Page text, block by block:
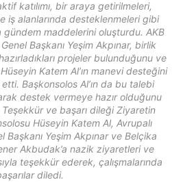
katılımı, bir araya getirilmeleri,
iş alanlarında desteklenmeleri gibi
gündem maddelerini oluşturdu. AKB
Başkanı Yeşim Akpınar, birlik
projeler bulunduğunu ve
Katem Al’ın manevi desteğini
Başkonsolos Al’ın da bu talebi
destek vermeye hazır olduğunu
ve başarı dileği Ziyaretin
Hüseyin Katem Al, Avrupalı
Başkanı Yeşim Akpınar ve Belçika
Akbudak’a nazik ziyaretleri ve
teşekkür ederek, çalışmalarında
diledi.